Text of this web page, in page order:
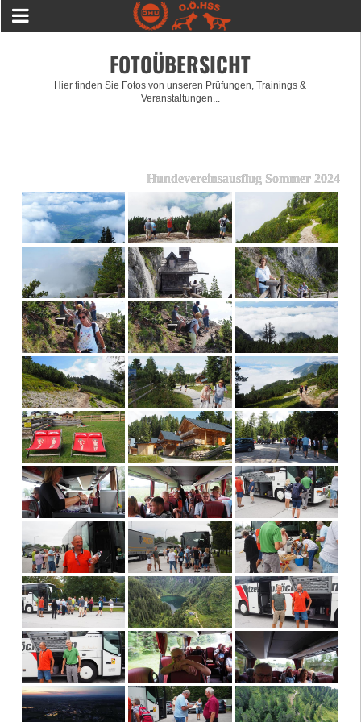
FOTOÜBERSICHT
Hier finden Sie Fotos von unseren Prüfungen, Trainings &
Veranstaltungen...
Hundevereinsausflug Sommer 2024